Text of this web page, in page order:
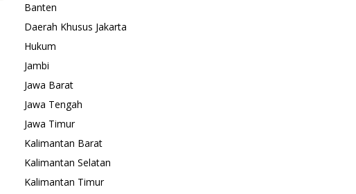
Banten
Daerah Khusus Jakarta
Hukum
Jambi
Jawa Barat
Jawa Tengah
Jawa Timur
Kalimantan Barat
Kalimantan Selatan
Kalimantan Timur